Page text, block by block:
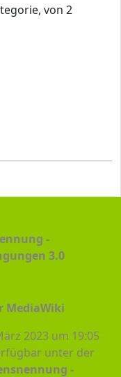
von 2
2023 um 19:05
unter der
-